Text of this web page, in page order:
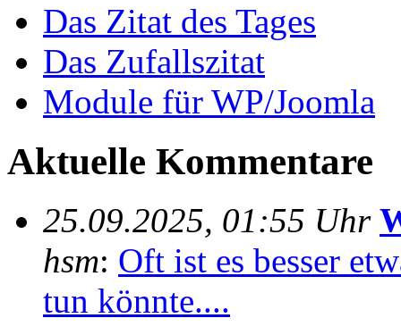
Das Zitat des Tages
Das Zufallszitat
Module für WP/Joomla
Aktuelle Kommentare
25.09.2025, 01:55 Uhr
hsm: Oft ist es besser
tun könnte....